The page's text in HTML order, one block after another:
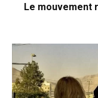
Le mouvement